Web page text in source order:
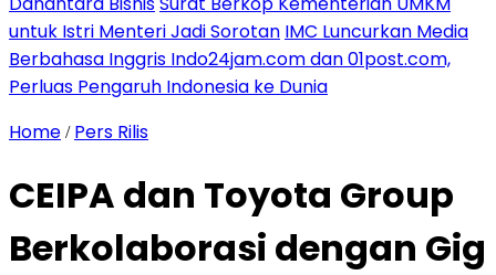
untuk Istri Menteri Jadi Sorotan IMC Luncurkan Media
Berbahasa Inggris Indo24jam.com dan 01post.com,
Perluas Pengaruh Indonesia ke Dunia
Home / Pers Rilis
CEIPA dan Toyota Group
Berkolaborasi dengan Gig